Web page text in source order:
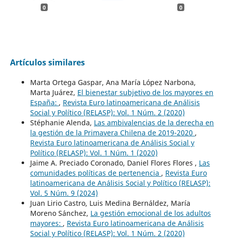
0 0
Artículos similares
Marta Ortega Gaspar, Ana María López Narbona,
Marta Juárez, El bienestar subjetivo de los mayores en
España: , Revista Euro latinoamericana de Análisis
Social y Político (RELASP): Vol. 1 Núm. 2 (2020)
Stéphanie Alenda, Las ambivalencias de la derecha en
la gestión de la Primavera Chilena de 2019-2020 ,
Revista Euro latinoamericana de Análisis Social y
Político (RELASP): Vol. 1 Núm. 1 (2020)
Jaime A. Preciado Coronado, Daniel Flores Flores , Las
comunidades políticas de pertenencia , Revista Euro
latinoamericana de Análisis Social y Político (RELASP):
Vol. 5 Núm. 9 (2024)
Juan Lirio Castro, Luis Medina Bernáldez, María
Moreno Sánchez, La gestión emocional de los adultos
mayores: , Revista Euro latinoamericana de Análisis
Social y Político (RELASP): Vol. 1 Núm. 2 (2020)